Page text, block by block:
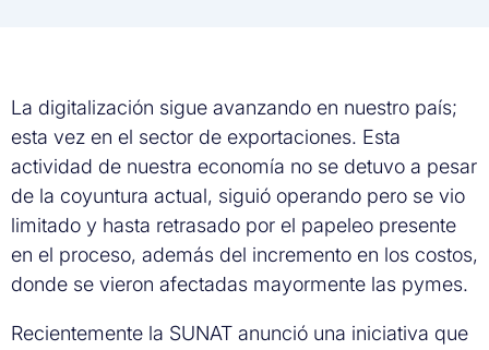
La digitalización sigue avanzando en nuestro país;
esta vez en el sector de exportaciones. Esta
actividad de nuestra economía no se detuvo a pesar
de la coyuntura actual, siguió operando pero se vio
limitado y hasta retrasado por el papeleo presente
en el proceso, además del incremento en los costos,
donde se vieron afectadas mayormente las pymes.
Recientemente la SUNAT anunció una iniciativa que